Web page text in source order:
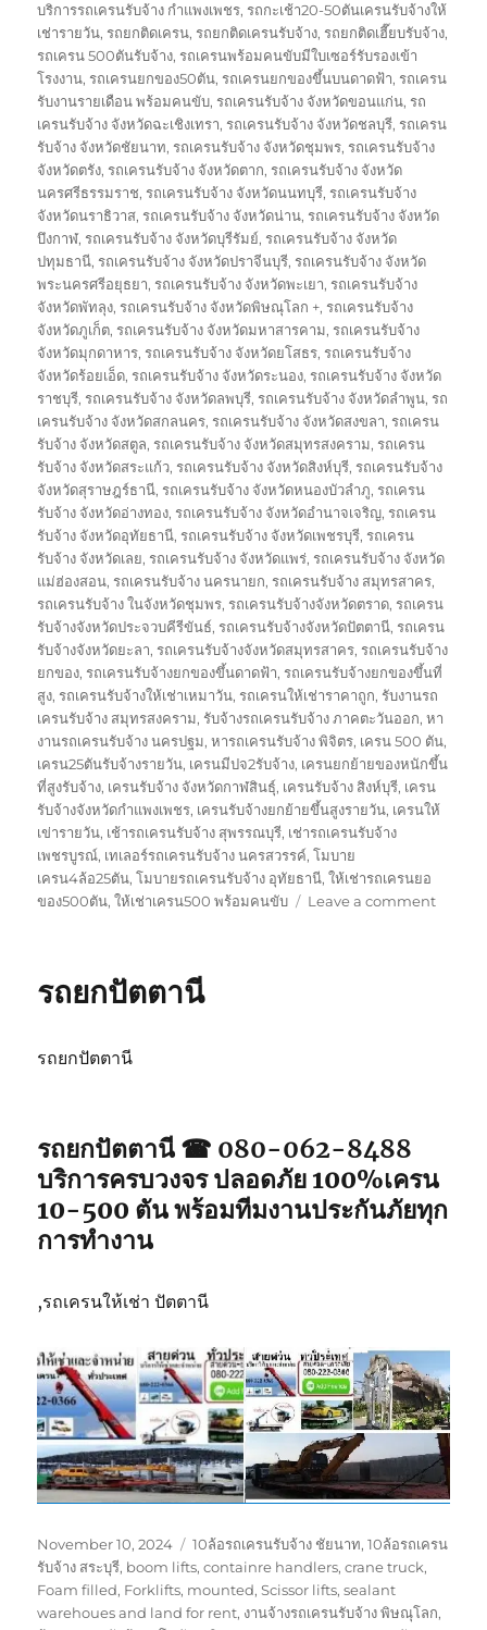
บริการรถเครนรับจ้าง กำแพงเพชร,รถกะเช้า20-50ตันเครนรับจ้างให้
เช่ารายวัน,รถยกติดเครน,รถยกติดเครนรับจ้าง,รถยกติดเฮี๊ยบรับจ้าง,
รถเครน 500ตันรับจ้าง,รถเครนพร้อมคนขับมีใบเซอร์รับรองเข้า
โรงงาน,รถเครนยกของ50ตัน,รถเครนยกของขึ้นบนดาดฟ้า,รถเครน
รับงานรายเดือน พร้อมคนขับ,รถเครนรับจ้าง จังหวัดขอนแก่น,รถ
เครนรับจ้าง จังหวัดฉะเชิงเทรา,รถเครนรับจ้าง จังหวัดชลบุรี,รถเครน
รับจ้าง จังหวัดชัยนาท,รถเครนรับจ้าง จังหวัดชุมพร,รถเครนรับจ้าง
จังหวัดตรัง,รถเครนรับจ้าง จังหวัดตาก,รถเครนรับจ้าง จังหวัด
นครศรีธรรมราช,รถเครนรับจ้าง จังหวัดนนทบุรี,รถเครนรับจ้าง
จังหวัดนราธิวาส,รถเครนรับจ้าง จังหวัดน่าน,รถเครนรับจ้าง จังหวัด
บึงกาฬ,รถเครนรับจ้าง จังหวัดบุรีรัมย์,รถเครนรับจ้าง จังหวัด
ปทุมธานี,รถเครนรับจ้าง จังหวัดปราจีนบุรี,รถเครนรับจ้าง จังหวัด
พระนครศรีอยุธยา,รถเครนรับจ้าง จังหวัดพะเยา,รถเครนรับจ้าง
จังหวัดพัทลุง,รถเครนรับจ้าง จังหวัดพิษณุโลก +,รถเครนรับจ้าง
จังหวัดภูเก็ต,รถเครนรับจ้าง จังหวัดมหาสารคาม,รถเครนรับจ้าง
จังหวัดมุกดาหาร,รถเครนรับจ้าง จังหวัดยโสธร,รถเครนรับจ้าง
จังหวัดร้อยเอ็ด,รถเครนรับจ้าง จังหวัดระนอง,รถเครนรับจ้าง จังหวัด
ราชบุรี,รถเครนรับจ้าง จังหวัดลพบุรี,รถเครนรับจ้าง จังหวัดลำพูน,รถ
เครนรับจ้าง จังหวัดสกลนคร,รถเครนรับจ้าง จังหวัดสงขลา,รถเครน
รับจ้าง จังหวัดสตูล,รถเครนรับจ้าง จังหวัดสมุทรสงคราม,รถเครน
รับจ้าง จังหวัดสระแก้ว,รถเครนรับจ้าง จังหวัดสิงห์บุรี,รถเครนรับจ้าง
จังหวัดสุราษฎร์ธานี,รถเครนรับจ้าง จังหวัดหนองบัวลำภู,รถเครน
รับจ้าง จังหวัดอ่างทอง,รถเครนรับจ้าง จังหวัดอำนาจเจริญ,รถเครน
รับจ้าง จังหวัดอุทัยธานี,รถเครนรับจ้าง จังหวัดเพชรบุรี,รถเครน
รับจ้าง จังหวัดเลย,รถเครนรับจ้าง จังหวัดแพร่,รถเครนรับจ้าง จังหวัด
แม่ฮ่องสอน,รถเครนรับจ้าง นครนายก,รถเครนรับจ้าง สมุทรสาคร,
รถเครนรับจ้าง ในจังหวัดชุมพร,รถเครนรับจ้างจังหวัดตราด,รถเครน
รับจ้างจังหวัดประจวบคีรีขันธ์,รถเครนรับจ้างจังหวัดปัตตานี,รถเครน
รับจ้างจังหวัดยะลา,รถเครนรับจ้างจังหวัดสมุทรสาคร,รถเครนรับจ้าง
ยกของ,รถเครนรับจ้างยกของขึ้นดาดฟ้า,รถเครนรับจ้างยกของขึ้นที่
สูง,รถเครนรับจ้างให้เช่าเหมาวัน,รถเครนให้เช่าราคาถูก,รับงานรถ
เครนรับจ้าง สมุทรสงคราม,รับจ้างรถเครนรับจ้าง ภาคตะวันออก,หา
งานรถเครนรับจ้าง นครปฐม,หารถเครนรับจ้าง พิจิตร, เครน 500 ตัน,
เครน25ตันรับจ้างรายวัน, เครนมีปจ2รับจ้าง, เครนยกย้ายของหนักขึ้น
ที่สูงรับจ้าง, เครนรับจ้าง จังหวัดกาฬสินธุ์, เครนรับจ้าง สิงห์บุรี, เครน
รับจ้างจังหวัดกำแพงเพชร, เครนรับจ้างยกย้ายขึ้นสูงรายวัน, เครนให้
เข่ารายวัน, เช้ารถเครนรับจ้าง สุพรรณบุรี, เช่ารถเครนรับจ้าง
เพชรบูรณ์, เทเลอร์รถเครนรับจ้าง นครสวรรค์,โมบาย
เครน4ล้อ25ตัน,โมบายรถเครนรับจ้าง อุทัยธานี,ให้เช่ารถเครนยอ
ของ500ตัน,ให้เช่าเครน500 พร้อมคนขับ Leave a commenton
รถยกปัตตานี
รถยกปัตตานี
รถยกปัตตานี ☎ 080-062-8488
บริการครบวงจร ปลอดภัย 100%เครน
10-500 ตัน พร้อมทีมงานประกันภัยทุก
การทำงาน
,รถเครนให้เช่า ปัตตานี
Posted
on
November 10, 2024 Tags
10ล้อรถเครนรับจ้าง ชัยนาท,10ล้อรถเครน
รับจ้าง สระบุรี, boom lifts,containre handlers,crane truck,
Foam filled, Forklifts, mounted,Scissor lifts,sealant
warehoues and land for rent, งานจ้างรถเครนรับจ้าง พิษณุโลก,